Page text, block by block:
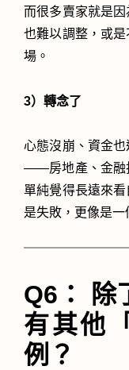
而很多賣家就是
也難以調整，或
場。
3）轉念了
心態沒崩、資金
——房地產、金融
單純覺得長遠來
是失敗，更像是一
Q6： 除
有其他
例？